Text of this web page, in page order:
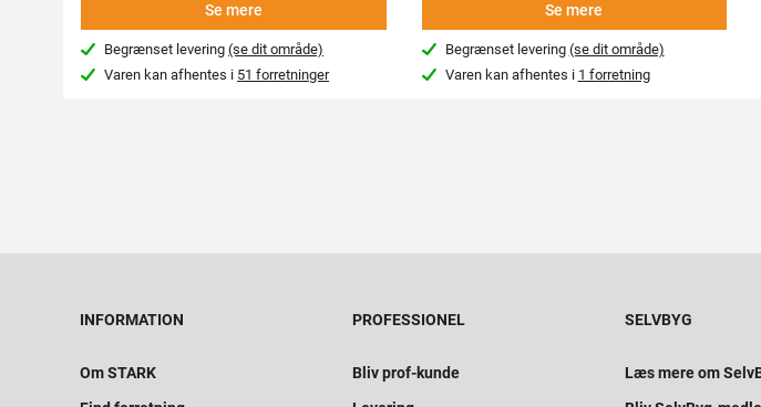
Se mere
Begrænset levering(se dit område)
Varen kan afhentes i 51 forretninger
Se mere
Begrænset levering (se dit område)
Varen kan afhentes i 1 forretning
INFORMATION
Om STARK
PROFESSIONEL
Bliv prof-kunde
SELVBYG
Læs mere om